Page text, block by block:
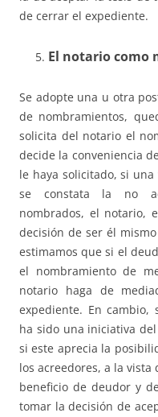
de cerrar el expediente.
El notario como
Se adopte una u otra
de nombramientos,
solicita del notario el
decide la conveniencia
le haya solicitado, si
se constata la no
nombrados, el notario,
decisión de ser él
estimamos que si el
el nombramiento de
notario haga de
expediente. En
ha sido una iniciativa
si este aprecia la
los acreedores, a la
beneficio de deudor y
tomar la decisión de